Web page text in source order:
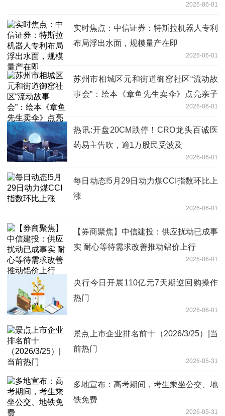
2026-06-01
实时焦点：中信证券：特斯拉机器人专利
布局浮出水面，规模量产在即
2026-06-01
苏州市相城区元和街道御窑社区“流动故
事会”：绘本《章鱼先生卖伞》点亮亲子
2026-06-01
热讯:开盘20CM跌停！CRO龙头百诚医
药易主告吹，逾1万股民受波及
2026-06-01
每日动态!5月29日动力煤CCI指数环比上
涨
2026-06-01
【券商聚焦】中信建投：供应扰动已成事
实 耐心等待需求改善推动铝价上行
2026-06-01
央行今日开展110亿元7天期逆回购操作
热门
2026-06-01
景点上市企业排名前十（2026/3/25）|当
前热门
2026-05-31
多地宣布：高考期间，考生乘坐公交、地
铁免费
2026-05-31